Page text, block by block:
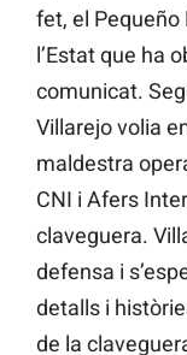
fet, el Pequeño
l’Estat que ha
comunicat.
Villarejo volia
maldestra
CNI i Afers
claveguera.
defensa i
detalls i
de la